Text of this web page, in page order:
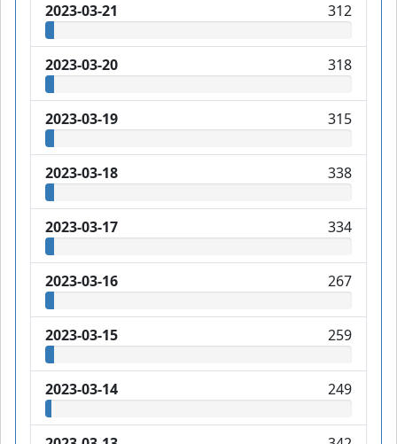
2023-03-21 312
2023-03-20 318
2023-03-19 315
2023-03-18 338
2023-03-17 334
2023-03-16 267
2023-03-15 259
2023-03-14 249